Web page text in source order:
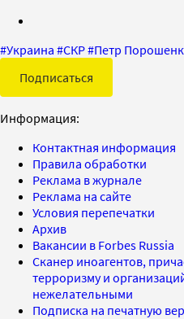
#Украина #СКР#Петр
Подписаться
Информация:
Контактная информация
Правила обработки
Реклама в журнале
Реклама на сайте
Условия перепечатки
Архив
Вакансии в Forbes Russia
Сканер иноагентов,
терроризму и
нежелательными
Подписка на печатную